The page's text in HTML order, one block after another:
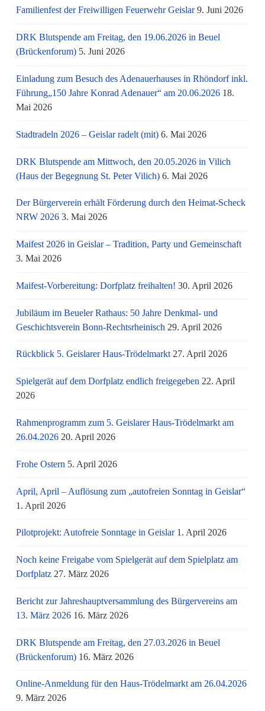
Familienfest der Freiwilligen Feuerwehr Geislar 9. Juni 2026
DRK Blutspende am Freitag, den 19.06.2026 in Beuel
(Brückenforum) 5. Juni 2026
Einladung zum Besuch des Adenauerhauses in Rhöndorf inkl.
Führung„150 Jahre Konrad Adenauer“ am 20.06.2026 18.
Mai 2026
Stadtradeln 2026 – Geislar radelt (mit) 6. Mai 2026
DRK Blutspende am Mittwoch, den 20.05.2026 in Vilich
(Haus der Begegnung St. Peter Vilich) 6. Mai 2026
Der Bürgerverein erhält Förderung durch den Heimat-Scheck
NRW 2026 3. Mai 2026
Maifest 2026 in Geislar – Tradition, Party und Gemeinschaft
3. Mai 2026
Maifest-Vorbereitung: Dorfplatz freihalten! 30. April 2026
Jubiläum im Beueler Rathaus: 50 Jahre Denkmal- und
Geschichtsverein Bonn-Rechtsrheinisch 29. April 2026
Rückblick 5. Geislarer Haus-Trödelmarkt 27. April 2026
Spielgerät auf dem Dorfplatz endlich freigegeben 22. April
2026
Rahmenprogramm zum 5. Geislarer Haus-Trödelmarkt am
26.04.2026 20. April 2026
Frohe Ostern 5. April 2026
April, April – Auflösung zum „autofreien Sonntag in Geislar“
1. April 2026
Pilotprojekt: Autofreie Sonntage in Geislar 1. April 2026
Noch keine Freigabe vom Spielgerät auf dem Spielplatz am
Dorfplatz 27. März 2026
Bericht zur Jahreshauptversammlung des Bürgervereins am
13. März 2026 16. März 2026
DRK Blutspende am Freitag, den 27.03.2026 in Beuel
(Brückenforum) 16. März 2026
Online-Anmeldung für den Haus-Trödelmarkt am 26.04.2026
9. März 2026